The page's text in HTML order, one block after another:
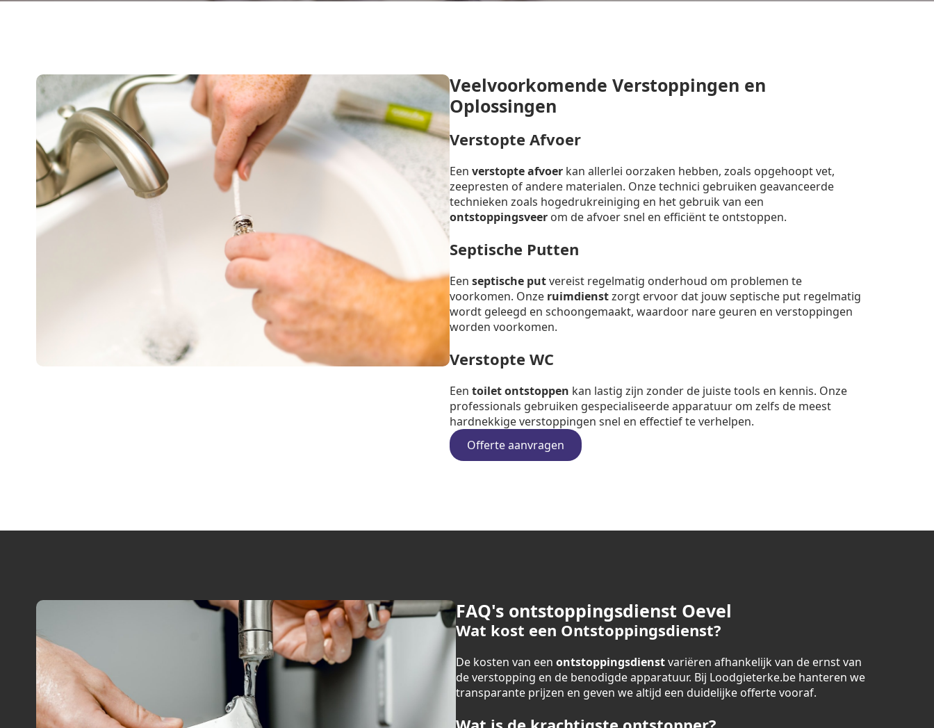
Veelvoorkomende Verstoppingen en
Oplossingen
Verstopte Afvoer
Een verstopte afvoer kan allerlei oorzaken hebben, zoals opgehoopt vet,
zeepresten of andere materialen. Onze technici gebruiken geavanceerde
technieken zoals hogedrukreiniging en het gebruik van een
ontstoppingsveer om de afvoer snel en efficiënt te ontstoppen.
Septische Putten
Een septische putvereist regelmatig onderhoud om problemen te
voorkomen. Onze ruimdienstzorgt ervoor dat jouw septische put regelmatig
wordt geleegd en schoongemaakt, waardoor nare geuren en verstoppingen
worden voorkomen.
Verstopte WC
Een toilet ontstoppen kan lastig zijn zonder de juiste tools en kennis. Onze
professionals gebruiken gespecialiseerde apparatuur om zelfs de meest
hardnekkige verstoppingen snel en effectief te verhelpen.
Offerte aanvragen
FAQ's ontstoppingsdienst Oevel
Wat kost een Ontstoppingsdienst?
De kosten van een ontstoppingsdienstvariëren afhankelijk van de ernst van
de verstopping en de benodigde apparatuur. Bij Loodgieterke.be hanteren we
transparante prijzen en geven we altijd een duidelijke offerte vooraf.